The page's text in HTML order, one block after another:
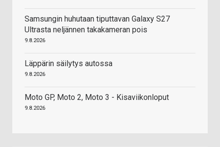
Samsungin huhutaan tiputtavan Galaxy S27
Ultrasta neljännen takakameran pois
9.8.2026
Läppärin säilytys autossa
9.8.2026
Moto GP, Moto 2, Moto 3 - Kisaviikonloput
9.8.2026